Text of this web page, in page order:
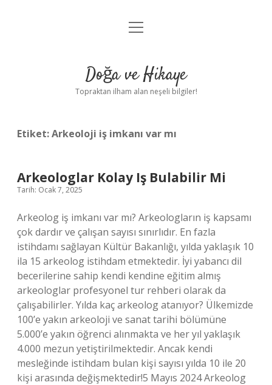
Anasayfa
Yasal Uyarı
menüyü
Doğa ve Hikaye
Topraktan ilham alan neşeli bilgiler!
Etiket:Arkeoloji iş imkanı var mı
Arkeologlar Kolay Iş Bulabilir Mi
Tarih: Ocak 7, 2025
Arkeolog iş imkanı var mı? Arkeologların iş kapsamı
çok dardır ve çalışan sayısı sınırlıdır. En fazla
istihdamı sağlayan Kültür Bakanlığı, yılda yaklaşık 10
ila 15 arkeolog istihdam etmektedir. İyi yabancı dil
becerilerine sahip kendi kendine eğitim almış
arkeologlar profesyonel tur rehberi olarak da
çalışabilirler. Yılda kaç arkeolog atanıyor? Ülkemizde
100’e yakın arkeoloji ve sanat tarihi bölümüne
5.000’e yakın öğrenci alınmakta ve her yıl yaklaşık
4.000 mezun yetiştirilmektedir. Ancak kendi
mesleğinde istihdam bulan kişi sayısı yılda 10 ile 20
kişi arasında değişmektedir!5 Mayıs 2024 Arkeolog